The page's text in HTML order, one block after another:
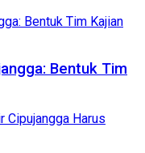
Bentuk Tim